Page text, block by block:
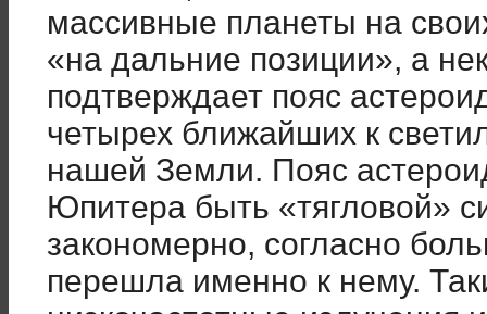
массивные планеты на
«на дальние позиции», а
подтверждает пояс
четырех ближайших к
нашей Земли. Пояс
Юпитера быть «тягловой»
закономерно, согласно
перешла именно к нему.